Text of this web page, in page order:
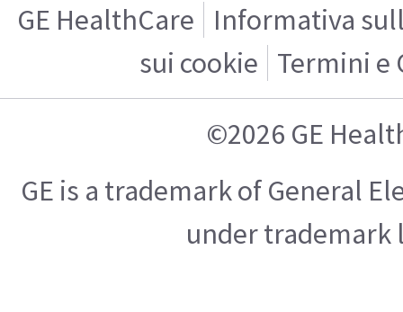
GE HealthCare
Informativa
sui cookie Termini e
©2026 GE
GE is a trademark of General
under trademark